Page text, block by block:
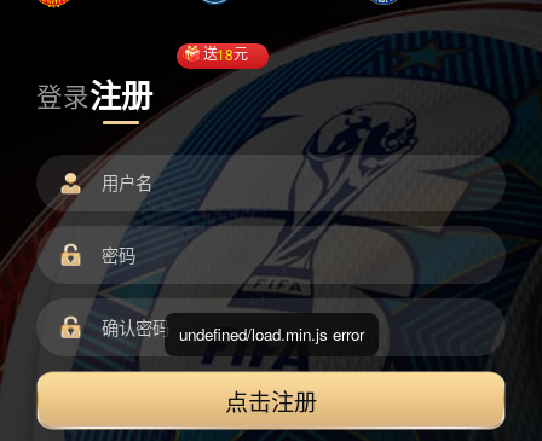
登录注册
送18元
点击注册
undefined/load.min.js error